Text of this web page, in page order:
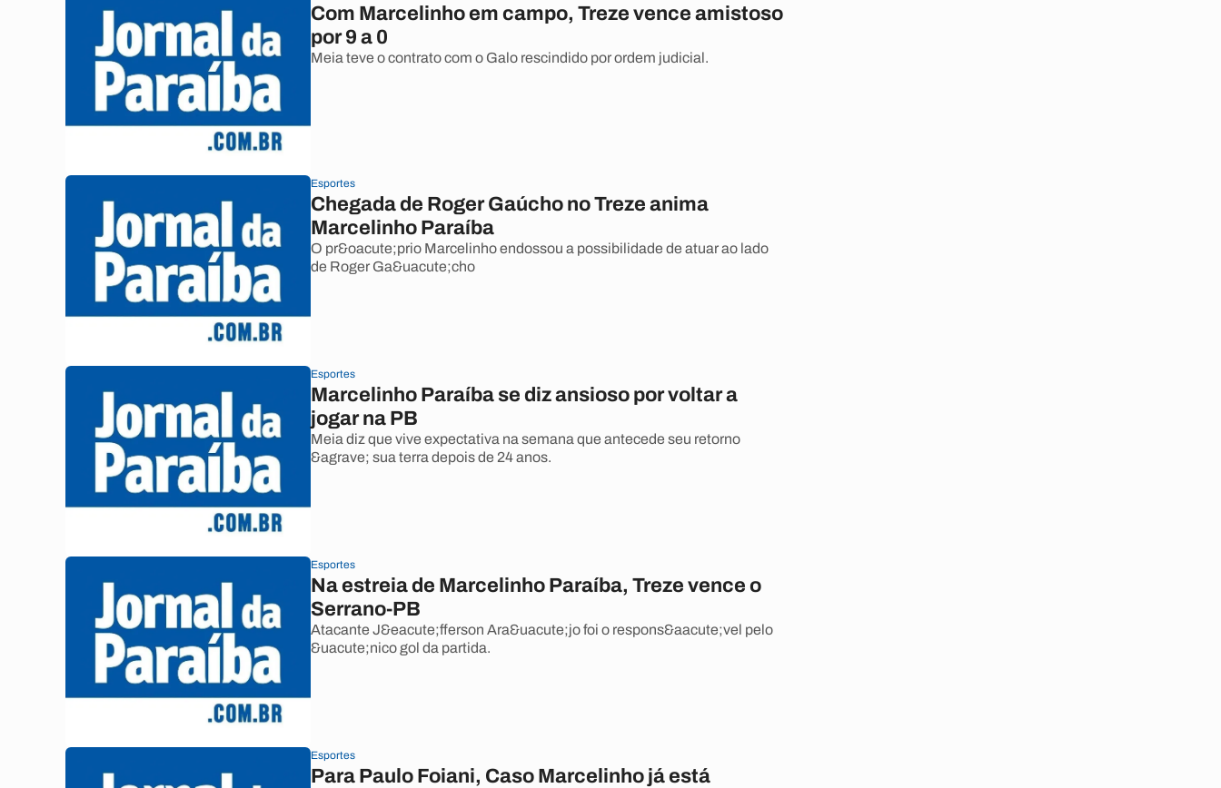
Com Marcelinho em campo, Treze vence amistoso
por 9 a 0
Meia teve o contrato com o Galo rescindido por ordem judicial.
Esportes
Chegada de Roger Gaúcho no Treze anima
Marcelinho Paraíba
O pr&oacute;prio Marcelinho endossou a possibilidade de atuar ao lado
de Roger Ga&uacute;cho
Esportes
Marcelinho Paraíba se diz ansioso por voltar a
jogar na PB
Meia diz que vive expectativa na semana que antecede seu retorno
&agrave; sua terra depois de 24 anos.
Esportes
Na estreia de Marcelinho Paraíba, Treze vence o
Serrano-PB
Atacante J&eacute;fferson Ara&uacute;jo foi o respons&aacute;vel pelo
&uacute;nico gol da partida.
Esportes
Para Paulo Foiani, Caso Marcelinho já está